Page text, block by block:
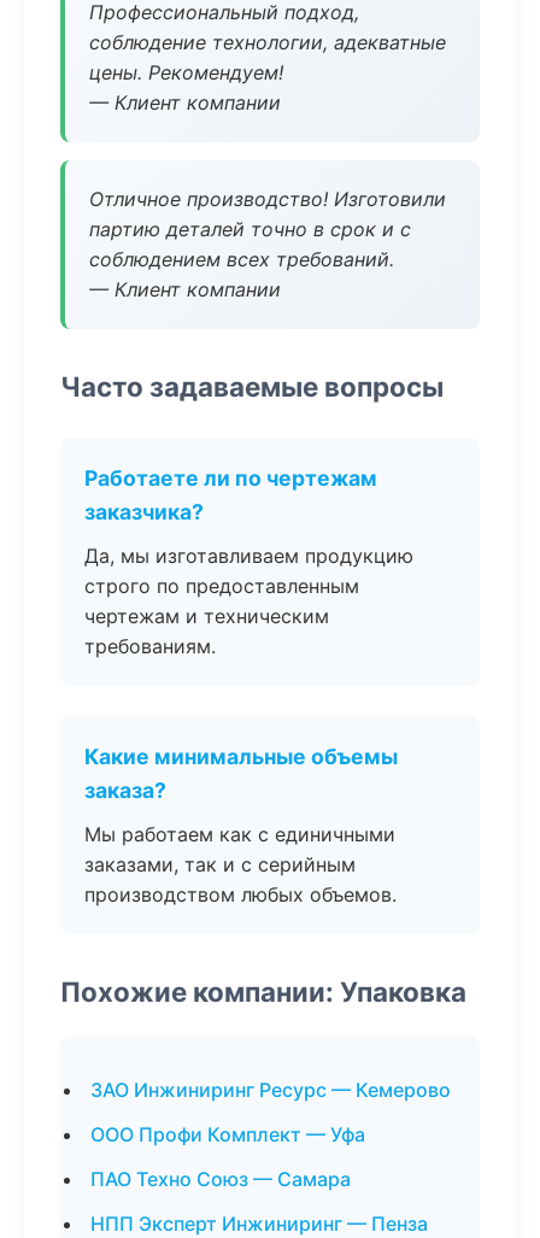
Профессиональный подход,
соблюдение технологии, адекватные
цены. Рекомендуем!
— Клиент компании
Отличное производство! Изготовили
партию деталей точно в срок и с
соблюдением всех требований.
— Клиент компании
Часто задаваемые вопросы
Работаете ли по чертежам
заказчика?
Да, мы изготавливаем продукцию
строго по предоставленным
чертежам и техническим
требованиям.
Какие минимальные объемы
заказа?
Мы работаем как с единичными
заказами, так и с серийным
производством любых объемов.
Похожие компании: Упаковка
ЗАО Инжиниринг Ресурс — Кемерово
ООО Профи Комплект — Уфа
ПАО Техно Союз — Самара
НПП Эксперт Инжиниринг — Пенза